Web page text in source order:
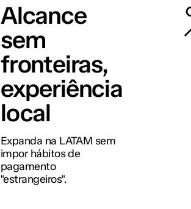
Alcance
sem
fronteiras,
experiência
local
Expanda na LATAM sem
impor hábitos de
pagamento
"estrangeiros".